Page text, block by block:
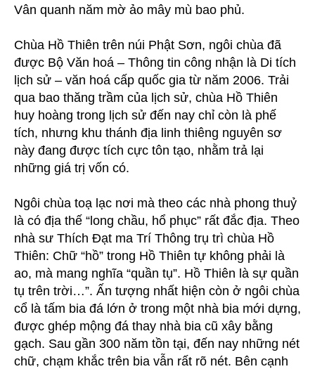
Vân quanh năm mờ ảo mây mù bao phủ.
Chùa Hồ Thiên trên núi Phật Sơn, ngôi chùa đã
được Bộ Văn hoá – Thông tin công nhận là Di tích
lịch sử – văn hoá cấp quốc gia từ năm 2006. Trải
qua bao thăng trầm của lịch sử, chùa Hồ Thiên
huy hoàng trong lịch sử đến nay chỉ còn là phế
tích, nhưng khu thánh địa linh thiêng nguyên sơ
này đang được tích cực tôn tạo, nhằm trả lại
những giá trị vốn có.
Ngôi chùa toạ lạc nơi mà theo các nhà phong thuỷ
là có địa thế “long chầu, hổ phục” rất đắc địa. Theo
nhà sư Thích Đạt ma Trí Thông trụ trì chùa Hồ
Thiên: Chữ “hồ” trong Hồ Thiên tự không phải là
ao, mà mang nghĩa “quần tụ”. Hồ Thiên là sự quần
tụ trên trời…”. Ấn tượng nhất hiện còn ở ngôi chùa
cổ là tấm bia đá lớn ở trong một nhà bia mới dựng,
được ghép mộng đá thay nhà bia cũ xây bằng
gạch. Sau gần 300 năm tồn tại, đến nay những nét
chữ, chạm khắc trên bia vẫn rất rõ nét. Bên cạnh